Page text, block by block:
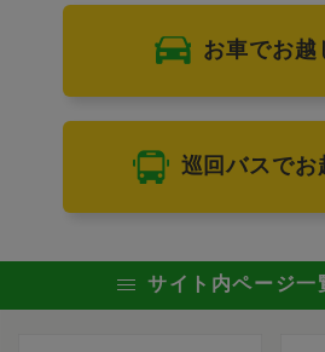
お車でお越
巡回バスでお
サイト内ページ一